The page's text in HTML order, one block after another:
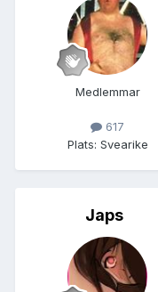
Medlemmar
617
Plats: Svearike
Japs